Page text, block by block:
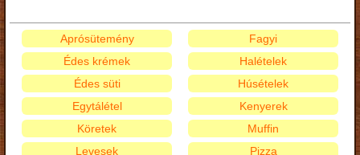
Aprósütemény
Édes krémek
Édes süti
Egytálétel
Fagyi
Halételek
Húsételek
Kenyerek
Köretek
Levesek
Muffin
Pizza